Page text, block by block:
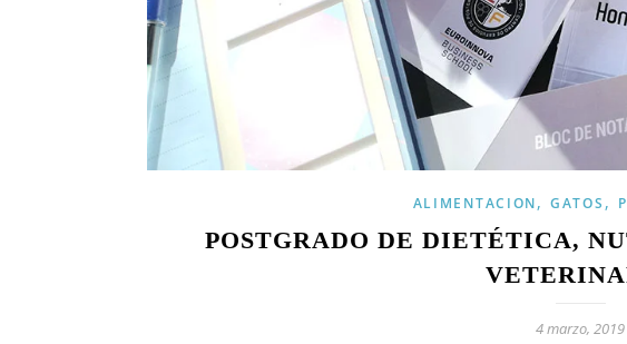
ALIMENTACION,GATOS ,
POSTGRADO DE DIETÉTICA,
4 marzo, 2019